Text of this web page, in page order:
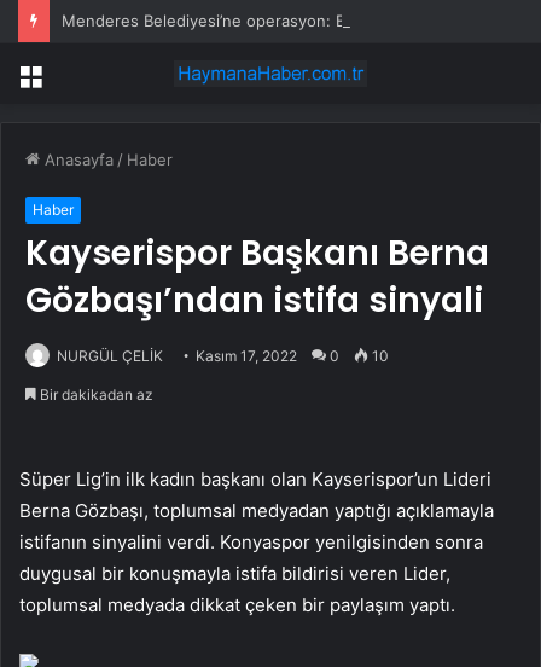
Menü
Anasayfa / Haber
Haber
Kayserispor Başkanı Berna
Gözbaşı’ndan istifa sinyali
NURGÜL ÇELİK Kasım 17, 2022 0 10
Bir dakikadan az
Süper Lig’in ilk kadın başkanı olan Kayserispor’un Lideri
Berna Gözbaşı, toplumsal medyadan yaptığı açıklamayla
istifanın sinyalini verdi. Konyaspor yenilgisinden sonra
duygusal bir konuşmayla istifa bildirisi veren Lider,
toplumsal medyada dikkat çeken bir paylaşım yaptı.